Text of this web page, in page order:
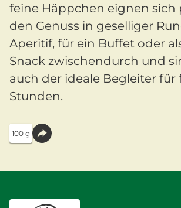
feine Häppchen eignen sich
den Genuss in geselliger
Aperitif, für ein Buffet oder
Snack zwischendurch und
auch der ideale Begleiter für
Stunden.
100 g